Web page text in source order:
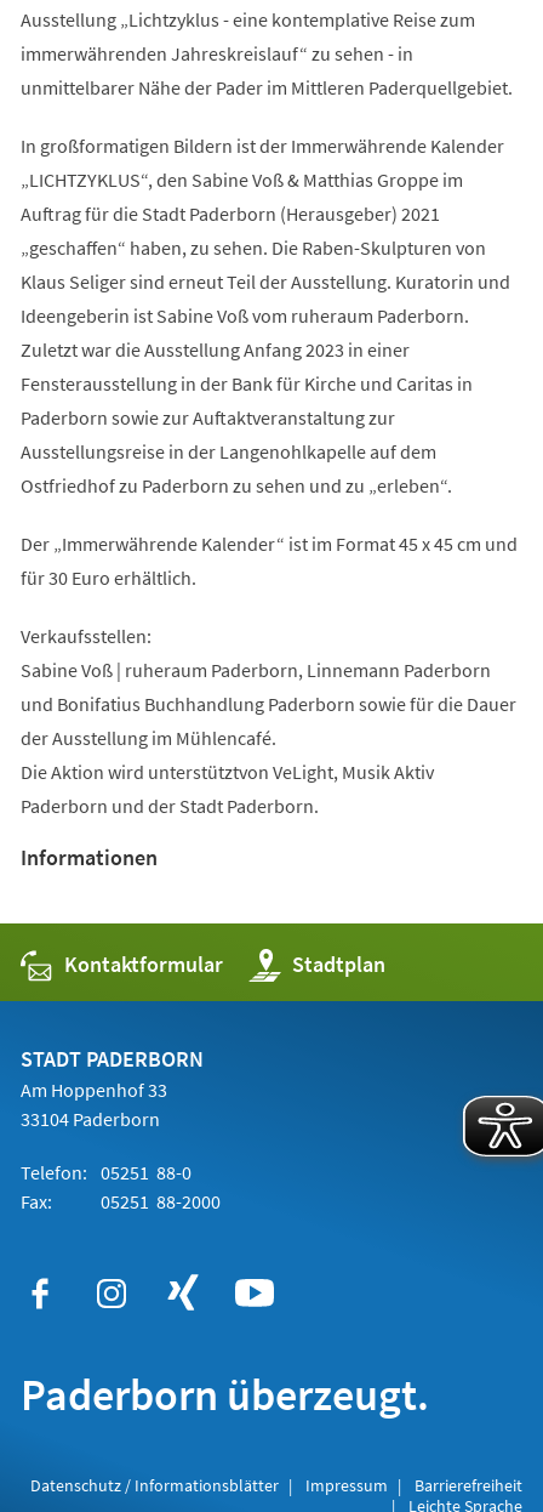
Ausstellung „Lichtzyklus - eine kontemplative Reise zum
immerwährenden Jahreskreislauf“ zu sehen - in
unmittelbarer Nähe der Pader im Mittleren Paderquellgebiet.
In großformatigen Bildern ist der Immerwährende Kalender
„LICHTZYKLUS“, den Sabine Voß & Matthias Groppe im
Auftrag für die Stadt Paderborn (Herausgeber) 2021
„geschaffen“ haben, zu sehen. Die Raben-Skulpturen von
Klaus Seliger sind erneut Teil der Ausstellung. Kuratorin und
Ideengeberin ist Sabine Voß vom ruheraum Paderborn.
Zuletzt war die Ausstellung Anfang 2023 in einer
Fensterausstellung in der Bank für Kirche und Caritas in
Paderborn sowie zur Auftaktveranstaltung zur
Ausstellungsreise in der Langenohlkapelle auf dem
Ostfriedhof zu Paderborn zu sehen und zu „erleben“.
Der „Immerwährende Kalender“ ist im Format 45 x 45 cm und
für 30 Euro erhältlich.
Verkaufsstellen:
Sabine Voß | ruheraum Paderborn, Linnemann Paderborn
und Bonifatius Buchhandlung Paderborn sowie für die Dauer
der Ausstellung im Mühlencafé.
Die Aktion wird unterstütztvon VeLight, Musik Aktiv
Paderborn und der Stadt Paderborn.
Informationen
Kontaktformular Stadtplan
(Öffnet
in
einem
STADT PADERBORN
Am Hoppenhof 33
33104 Paderborn
Telefon: 05251 88-0
Fax:
05251 88-2000
Paderborn überzeugt.
Datenschutz / Informationsblätter Impressum
Barrierefreiheit
Leichte Sprache